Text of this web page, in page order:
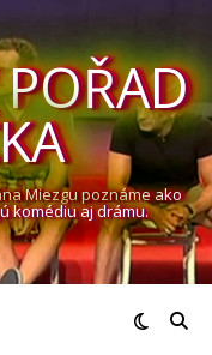
Miezgu poznáme ako
komédiu aj drámu.